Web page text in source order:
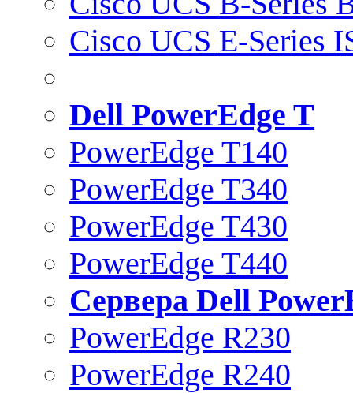
Cisco UCS E-Series
Dell PowerEdge T
PowerEdge T140
PowerEdge T340
PowerEdge T430
PowerEdge T440
Сервера Dell
PowerEdge R230
PowerEdge R240